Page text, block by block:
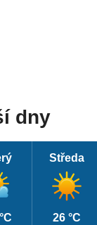
dny
Středa
26 °C